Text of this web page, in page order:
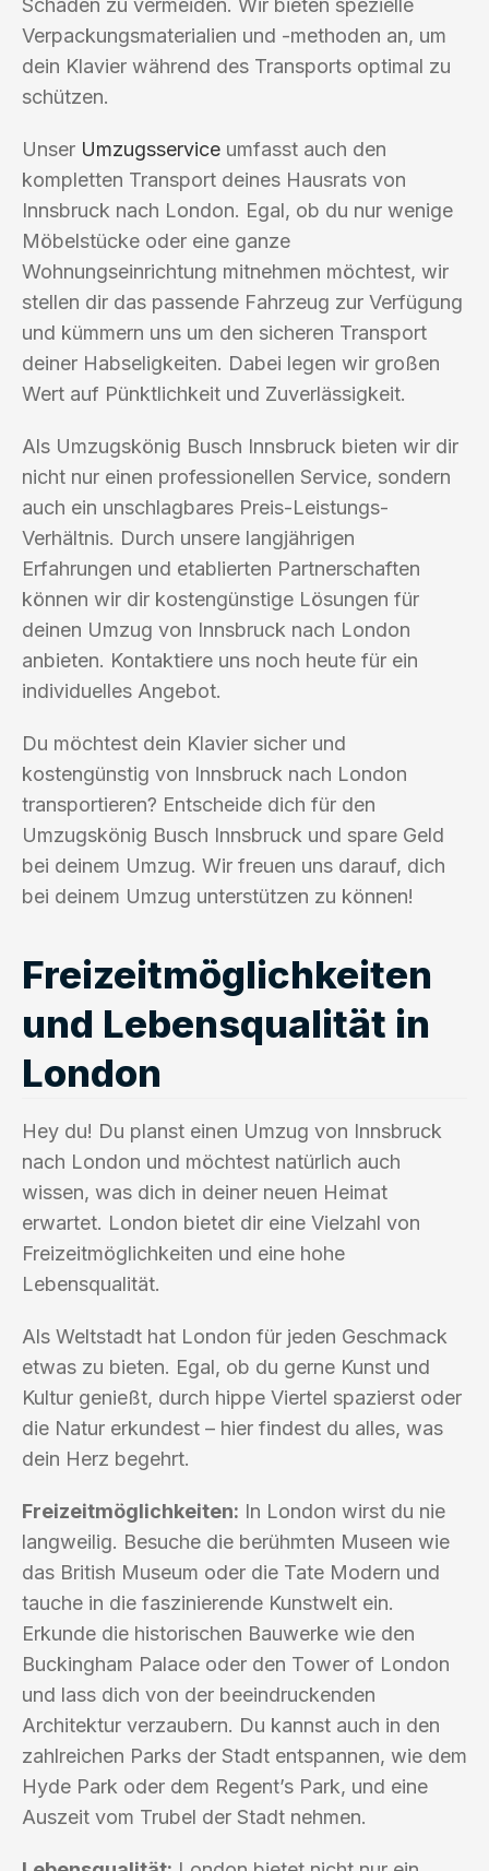
Schäden zu vermeiden. Wir bieten spezielle
Verpackungsmaterialien und -methoden an, um
dein Klavier während des Transports optimal zu
schützen.
Unser Umzugsservice umfasst auch den
kompletten Transport deines Hausrats von
Innsbruck nach London. Egal, ob du nur wenige
Möbelstücke oder eine ganze
Wohnungseinrichtung mitnehmen möchtest, wir
stellen dir das passende Fahrzeug zur Verfügung
und kümmern uns um den sicheren Transport
deiner Habseligkeiten. Dabei legen wir großen
Wert auf Pünktlichkeit und Zuverlässigkeit.
Als Umzugskönig Busch Innsbruck bieten wir dir
nicht nur einen professionellen Service, sondern
auch ein unschlagbares Preis-Leistungs-
Verhältnis. Durch unsere langjährigen
Erfahrungen und etablierten Partnerschaften
können wir dir kostengünstige Lösungen für
deinen Umzug von Innsbruck nach London
anbieten. Kontaktiere uns noch heute für ein
individuelles Angebot.
Du möchtest dein Klavier sicher und
kostengünstig von Innsbruck nach London
transportieren? Entscheide dich für den
Umzugskönig Busch Innsbruck und spare Geld
bei deinem Umzug. Wir freuen uns darauf, dich
bei deinem Umzug unterstützen zu können!
Freizeitmöglichkeiten
und Lebensqualität in
London
Hey du! Du planst einen Umzug von Innsbruck
nach London und möchtest natürlich auch
wissen, was dich in deiner neuen Heimat
erwartet. London bietet dir eine Vielzahl von
Freizeitmöglichkeiten und eine hohe
Lebensqualität.
Als Weltstadt hat London für jeden Geschmack
etwas zu bieten. Egal, ob du gerne Kunst und
Kultur genießt, durch hippe Viertel spazierst oder
die Natur erkundest – hier findest du alles, was
dein Herz begehrt.
Freizeitmöglichkeiten: In London wirst du nie
langweilig. Besuche die berühmten Museen wie
das British Museum oder die Tate Modern und
tauche in die faszinierende Kunstwelt ein.
Erkunde die historischen Bauwerke wie den
Buckingham Palace oder den Tower of London
und lass dich von der beeindruckenden
Architektur verzaubern. Du kannst auch in den
zahlreichen Parks der Stadt entspannen, wie dem
Hyde Park oder dem Regent’s Park, und eine
Auszeit vom Trubel der Stadt nehmen.